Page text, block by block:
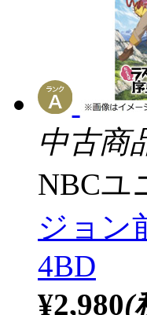
中古商
NBCユ
ジョン
4BD
¥2,980(